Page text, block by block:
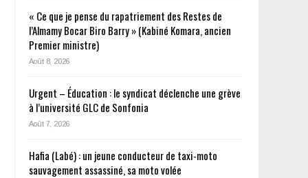
« Ce que je pense du rapatriement des Restes de
l’Almamy Bocar Biro Barry » (Kabiné Komara, ancien
Premier ministre)
Août 8, 2026
Urgent – Éducation : le syndicat déclenche une grève
à l’université GLC de Sonfonia
Août 7, 2026
Hafia (Labé) : un jeune conducteur de taxi-moto
sauvagement assassiné, sa moto volée